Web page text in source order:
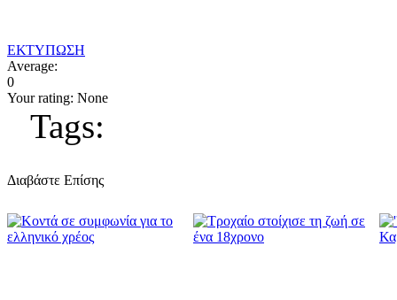
ΕΚΤΥΠΩΣΗ
Average:
0
Your rating: None
Tags:
Διαβάστε Επίσης